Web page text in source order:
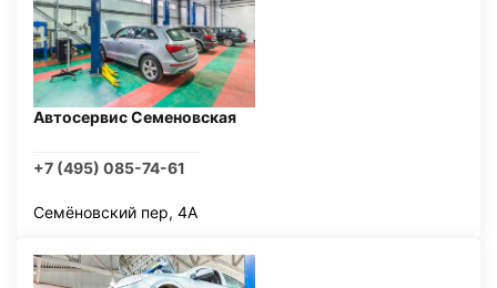
Автосервис Семеновская
+7 (495) 085-74-61
Семёновский пер, 4А